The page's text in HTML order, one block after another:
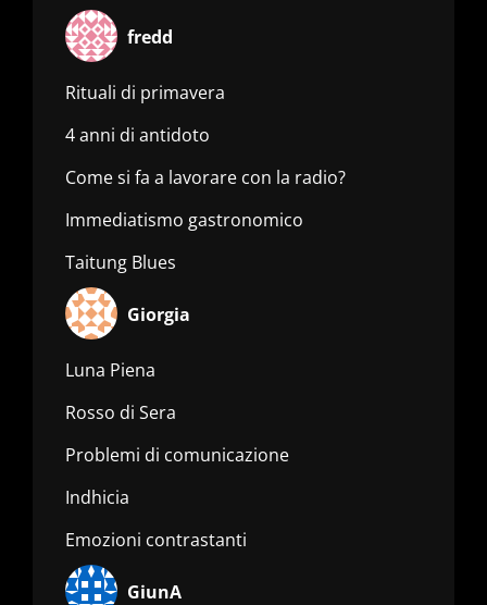
fredd
Rituali di primavera
4 anni di antidoto
Come si fa a lavorare con la radio?
Immediatismo gastronomico
Taitung Blues
Giorgia
Luna Piena
Rosso di Sera
Problemi di comunicazione
Indhicia
Emozioni contrastanti
GiunA